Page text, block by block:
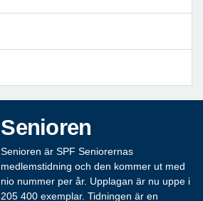
Senioren
Senioren är SPF Seniorernas
medlemstidning och den kommer ut med
nio nummer per år. Upplagan är nu uppe i
205 400 exemplar. Tidningen är en